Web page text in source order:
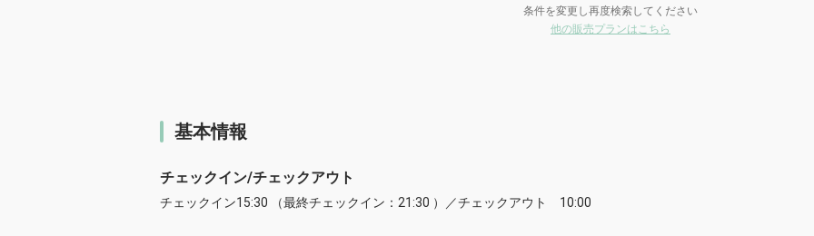
条件を変更し再度検索してください
他の販売プランはこちら
基本情報
チェックイン/チェックアウト
チェックイン15:30 （最終チェックイン：21:30 ）／チェックアウト 10:00